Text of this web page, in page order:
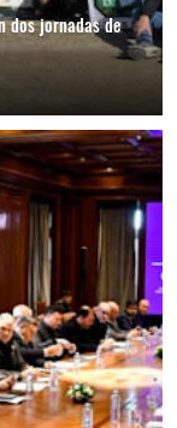
dos jornadas de